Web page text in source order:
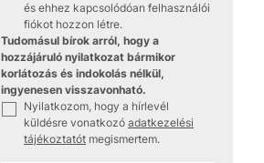
és ehhez kapcsolódóan felhasználói
fiókot hozzon létre.
Tudomásul bírok arról, hogy a
hozzájáruló nyilatkozat bármikor
korlátozás és indokolás nélkül,
ingyenesen visszavonható.
Nyilatkozom, hogy a hírlevél
küldésre vonatkozó adatkezelési
tájékoztatót megismertem.